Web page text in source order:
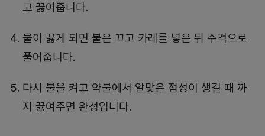
고 끓여줍니다.
물이 끓게 되면 불은 끄고 카레를 넣은 뒤 주걱으로
풀어줍니다.
다시 불을 켜고 약불에서 알맞은 점성이 생길 때 까
지 끓여주면 완성입니다.